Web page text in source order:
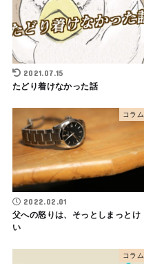
2021.07.15
たどり着けなかった話
コラム
2022.02.01
父への怒りは、そっとしまっとけ
い
コラム